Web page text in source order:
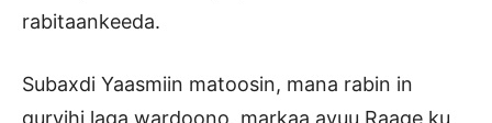
rabitaankeeda.
Subaxdi Yaasmiin matoosin, mana rabin in
guryihi laga wardoono, markaa ayuu Raage ku